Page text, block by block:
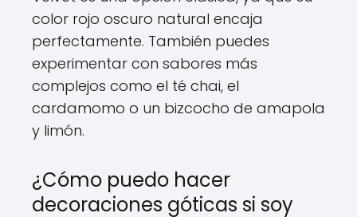
color rojo oscuro natural encaja
perfectamente. También puedes
experimentar con sabores más
complejos como el té chai, el
cardamomo o un bizcocho de amapola
y limón.
¿Cómo puedo hacer
decoraciones góticas si soy